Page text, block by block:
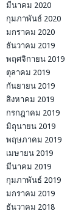
มีนาคม 2020
กุมภาพันธ์ 2020
มกราคม 2020
ธันวาคม 2019
พฤศจิกายน 2019
ตุลาคม 2019
กันยายน 2019
สิงหาคม 2019
กรกฎาคม 2019
มิถุนายน 2019
พฤษภาคม 2019
เมษายน 2019
มีนาคม 2019
กุมภาพันธ์ 2019
มกราคม 2019
ธันวาคม 2018